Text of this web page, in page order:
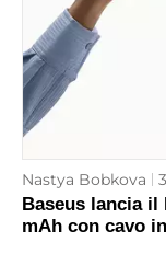
Nastya Bobkova
Baseus lancia il
mAh con cavo